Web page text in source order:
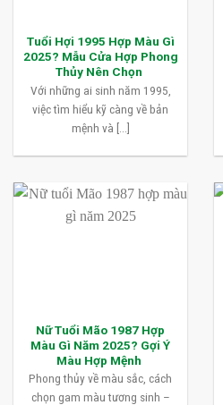
Tuổi Hợi 1995 Hợp Màu Gì
2025? Mẫu Cửa Hợp Phong
Thủy Nên Chọn
Với những ai sinh năm 1995,
việc tìm hiểu kỹ càng về bản
mệnh và [...]
Nữ Tuổi Mão 1987 Hợp
Màu Gì Năm 2025? Gợi Ý
Màu Hợp Mệnh
Phong thủy về màu sắc, cách
chọn gam màu tương sinh –